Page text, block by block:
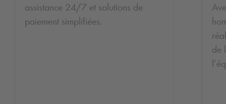
assistance 24/7 et solutions de
paiement simplifiées.
de